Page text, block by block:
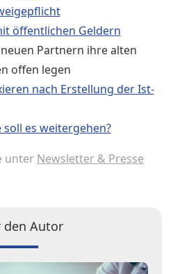
öffentlichen Geldern
Partnern ihre alten
offen legen
nach Erstellung der Ist-
es weitergehen?
unter Newsletter & Presse
den Autor